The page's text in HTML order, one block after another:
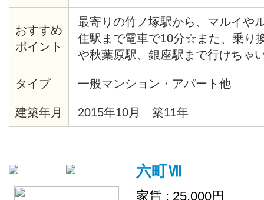
おすすめ
ポイント
最寄りの竹ノ塚駅から、マルイや
住駅まで電車で10分☆また、乗り
や秋葉原駅、銀座駅まで行けちゃ
ころの大きなロータリーには、六
駅行きのバスが通っています！ 竹
店街があり、イベントなども開催
楽しめること間違いなし♪物件周
部屋ごとに、個性のある壁紙とな
ットペーパーや食器洗剤などの消
タイプ 一般マンション・アパート他
建築年月 2015年10月 築11年
六町Ⅶ
家賃 : 25,000円